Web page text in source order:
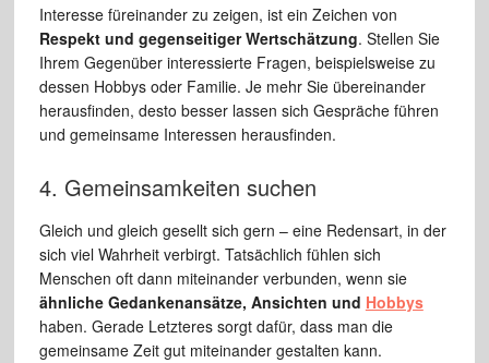
Interesse füreinander zu zeigen, ist ein Zeichen von
Respekt und gegenseitiger Wertschätzung. Stellen Sie
Ihrem Gegenüber interessierte Fragen, beispielsweise zu
dessen Hobbys oder Familie. Je mehr Sie übereinander
herausfinden, desto besser lassen sich Gespräche führen
und gemeinsame Interessen herausfinden.
4. Gemeinsamkeiten suchen
Gleich und gleich gesellt sich gern – eine Redensart, in der
sich viel Wahrheit verbirgt. Tatsächlich fühlen sich
Menschen oft dann miteinander verbunden, wenn sie
ähnliche Gedankenansätze, Ansichten und Hobbys
haben. Gerade Letzteres sorgt dafür, dass man die
gemeinsame Zeit gut miteinander gestalten kann.